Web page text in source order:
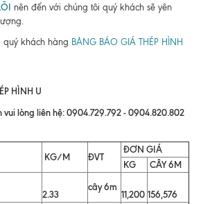
nên đến với chúng tôi quý khách sẽ yên
quý khách hàng BẢNG BÁO GIÁ THÉP HÌNH
HÌNH U
vui lòng liên hệ: 0904.729.792 - 0904.820.802
KG/M ĐVT
ĐƠN GIÁ
KG
CÂY 6M
2.33
cây 6m
11,200 156,576